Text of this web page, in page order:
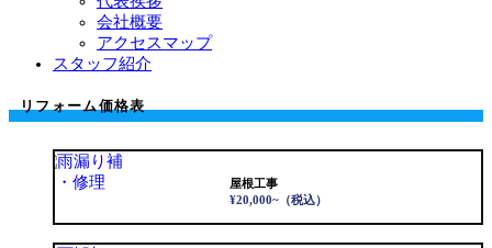
会社概要
アクセスマップ
スタッフ紹介
リフォーム価格表
屋根工事
¥20,000~ （税込）